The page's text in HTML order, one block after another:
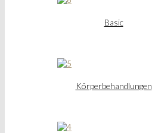
Basic
Körperbehandlungen